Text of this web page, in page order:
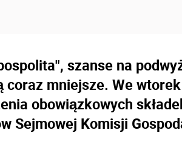
szanse na
coraz mniejsze. We
obowiązkowych
Sejmowej Komisji